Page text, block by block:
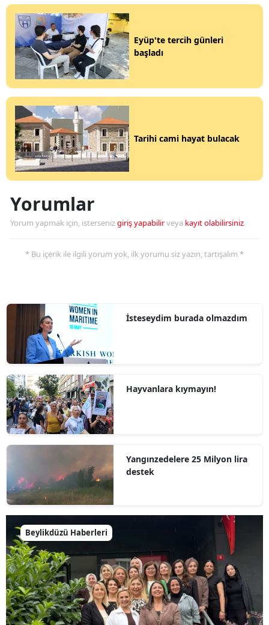
Eyüp'te tercih günleri
başladı
Tarihi cami hayat bulacak
Yorumlar
Yorum yapmak için, istersenizgiriş yapabilirveya kayıt olabilirsiniz.
* Bu içerik ile ilgili yorum yok, ilk yorumu siz yazın, tartışalım *
İsteseydim burada olmazdım
Hayvanlara kıymayın!
Yangınzedelere 25 Milyon lira
destek
Beylikdüzü Haberleri